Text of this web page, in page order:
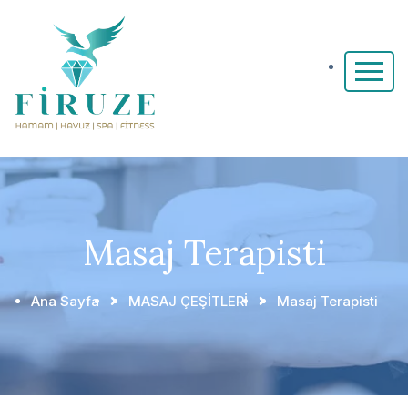
Masaj Terapisti
Ana Sayfa MASAJ ÇEŞİTLERİ Masaj Terapisti